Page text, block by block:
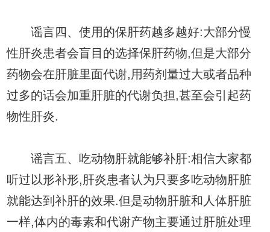
谣言四、使用的保肝药越多越好:大部分慢
性肝炎患者会盲目的选择保肝药物,但是大部分
药物会在肝脏里面代谢,用药剂量过大或者品种
过多的话会加重肝脏的代谢负担,甚至会引起药
物性肝炎.
谣言五、吃动物肝就能够补肝:相信大家都
听过以形补形,肝炎患者认为只要多吃动物肝脏
就能达到补肝的效果.但是动物肝脏和人体肝脏
一样,体内的毒素和代谢产物主要通过肝脏处理